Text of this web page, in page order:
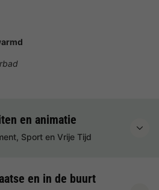
en animatie
Sport en Vrije Tijd
en in de buurt